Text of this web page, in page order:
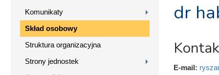
Komunikaty
Skład osobowy
Struktura organizacyjna
Strony jednostek
dr
E-mail: